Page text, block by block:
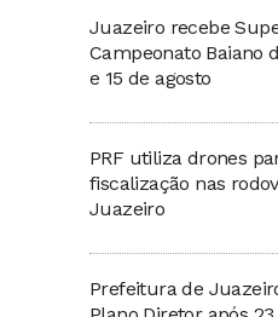
Juazeiro recebe
Campeonato Baiano
e 15 de agosto
PRF utiliza drones
fiscalização nas
Juazeiro
Prefeitura de